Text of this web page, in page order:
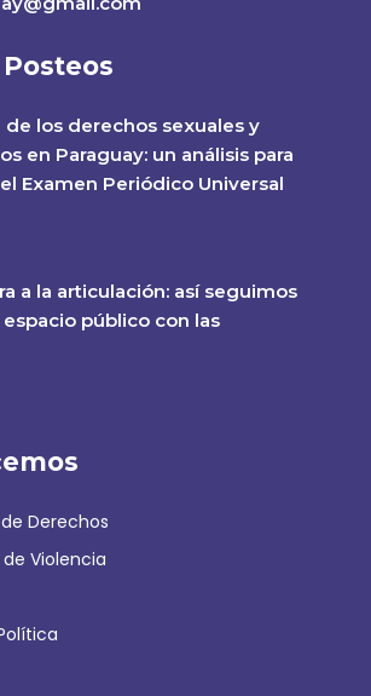
de los derechos sexuales y
en Paraguay: un análisis para
Examen Periódico Universal
a la articulación: así seguimos
público con las
Derechos
Violencia